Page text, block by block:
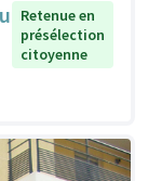
Retenue en
présélection
citoyenne